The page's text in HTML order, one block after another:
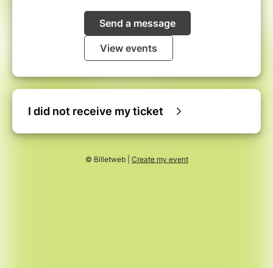
Send a message
View events
I did not receive my ticket
© Billetweb | Create my event